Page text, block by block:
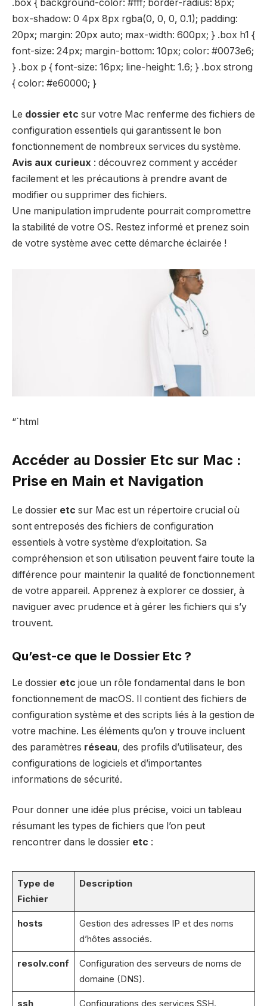
.box { background-color: #fff; border-radius: 8px;
box-shadow: 0 4px 8px rgba(0, 0, 0, 0.1); padding:
20px; margin: 20px auto; max-width: 600px; } .box h1 {
font-size: 24px; margin-bottom: 10px; color: #0073e6;
} .box p { font-size: 16px; line-height: 1.6; } .box strong
{ color: #e60000; }
Le dossier etc sur votre Mac renferme des fichiers de
configuration essentiels qui garantissent le bon
fonctionnement de nombreux services du système.
Avis aux curieux : découvrez comment y accéder
facilement et les précautions à prendre avant de
modifier ou supprimer des fichiers.
Une manipulation imprudente pourrait compromettre
la stabilité de votre OS. Restez informé et prenez soin
de votre système avec cette démarche éclairée !
“`html
Accéder au Dossier Etc sur Mac :
Prise en Main et Navigation
Le dossier etc sur Mac est un répertoire crucial où
sont entreposés des fichiers de configuration
essentiels à votre système d’exploitation. Sa
compréhension et son utilisation peuvent faire toute la
différence pour maintenir la qualité de fonctionnement
de votre appareil. Apprenez à explorer ce dossier, à
naviguer avec prudence et à gérer les fichiers qui s’y
trouvent.
Qu’est-ce que le Dossier Etc ?
Le dossier etc joue un rôle fondamental dans le bon
fonctionnement de macOS. Il contient des fichiers de
configuration système et des scripts liés à la gestion de
votre machine. Les éléments qu’on y trouve incluent
des paramètres réseau, des profils d’utilisateur, des
configurations de logiciels et d’importantes
informations de sécurité.
Pour donner une idée plus précise, voici un tableau
résumant les types de fichiers que l’on peut
rencontrer dans le dossier etc :
Type de
Fichier
Description
hosts
Gestion des adresses IP et des noms
d’hôtes associés.
resolv.conf
Configuration des serveurs de noms de
domaine (DNS).
ssh Configurations des services SSH.